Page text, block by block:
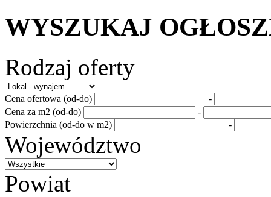
WYSZUKAJ
Rodzaj oferty
Cena ofertowa (od-do)
-
Cena za m2 (od-do)
-
Powierzchnia (od-do w m2)
-
Województwo
Powiat